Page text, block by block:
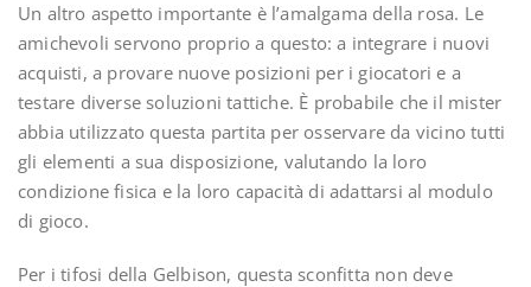
Un altro aspetto importante è l’amalgama della rosa. Le
amichevoli servono proprio a questo: a integrare i nuovi
acquisti, a provare nuove posizioni per i giocatori e a
testare diverse soluzioni tattiche. È probabile che il mister
abbia utilizzato questa partita per osservare da vicino tutti
gli elementi a sua disposizione, valutando la loro
condizione fisica e la loro capacità di adattarsi al modulo
di gioco.
Per i tifosi della Gelbison, questa sconfitta non deve